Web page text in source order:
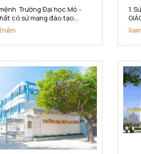
mệnh Trường Đại học Mỏ -
có sứ mạng đào tạo
nhân lực có chất lượng
cứu khoa học và
giao công nghệ đáp ứng
các lĩnh vực khoa học
1.
(1)
gắn